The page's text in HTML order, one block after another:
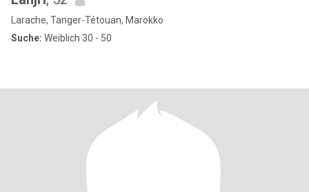
Larache, Tanger-Tétouan, Marokko
Suche: Weiblich 30 - 50